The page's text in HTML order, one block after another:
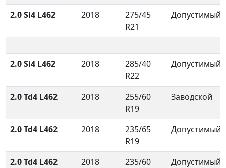
2.0 Si4 L462 2018
275/45
R21
Допустимый
2.0 Si4 L462 2018
285/40
R22
Допустимый
2.0 Td4 L462 2018
255/60
R19
Заводской
2.0 Td4 L462 2018
235/65
R19
Допустимый
2.0 Td4 L462 2018
235/60
Допустимый